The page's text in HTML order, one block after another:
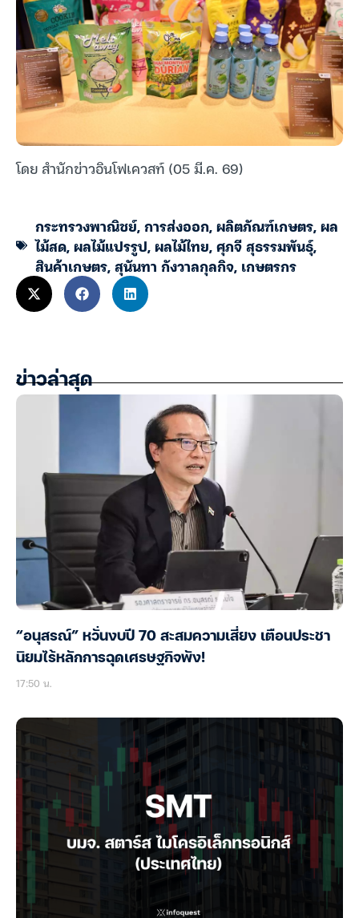
โดย สำนักข่าวอินโฟเควสท์ (05 มี.ค. 69)
กระทรวงพาณิชย์,การส่งออก,ผลิตภัณฑ์เกษตร,ผล
ไม้สด,ผลไม้แปรรูป,ผลไม้ไทย,ศุภจี สุธรรมพันธุ์,
สินค้าเกษตร,สุนันทา กังวาลกุลกิจ, เกษตรกร
ข่าวล่าสุด
“อนุสรณ์” หวั่นงบปี 70 สะสมความเสี่ยง เตือนประชา
นิยมไร้หลักการฉุดเศรษฐกิจพัง!
17:50 น.